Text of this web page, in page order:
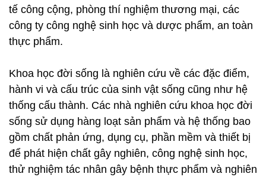
tế công cộng, phòng thí nghiệm thương mại, các
công ty công nghệ sinh học và dược phẩm, an toàn
thực phẩm.
Khoa học đời sống là nghiên cứu về các đặc điểm,
hành vi và cấu trúc của sinh vật sống cũng như hệ
thống cấu thành. Các nhà nghiên cứu khoa học đời
sống sử dụng hàng loạt sản phẩm và hệ thống bao
gồm chất phản ứng, dụng cụ, phần mềm và thiết bị
để phát hiện chất gây nghiên, công nghệ sinh học,
thử nghiệm tác nhân gây bệnh thực phẩm và nghiên